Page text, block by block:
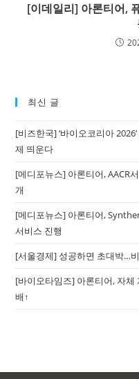
[이데일리] 아론티어,
최신 글
[비즈한국] ‘바이오코리아
제 띄운다
[메디포뉴스] 아론티어, AACR
개
[메디포뉴스] 아론티어,
서비스 진행
[서울경제] 성공하면 초대박…
[바이오타임즈] 아론티어, 자체
배↑